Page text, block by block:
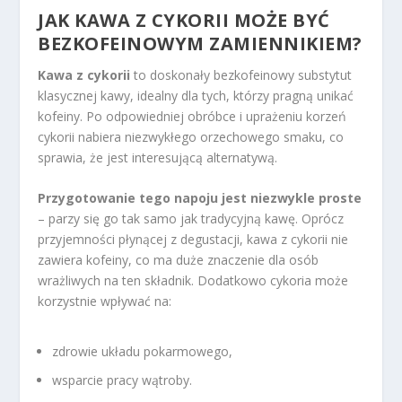
JAK KAWA Z CYKORII MOŻE BYĆ
BEZKOFEINOWYM ZAMIENNIKIEM?
Kawa z cykorii to doskonały bezkofeinowy substytut
klasycznej kawy, idealny dla tych, którzy pragną unikać
kofeiny. Po odpowiedniej obróbce i uprażeniu korzeń
cykorii nabiera niezwykłego orzechowego smaku, co
sprawia, że jest interesującą alternatywą.
Przygotowanie tego napoju jest niezwykle proste
– parzy się go tak samo jak tradycyjną kawę. Oprócz
przyjemności płynącej z degustacji, kawa z cykorii nie
zawiera kofeiny, co ma duże znaczenie dla osób
wrażliwych na ten składnik. Dodatkowo cykoria może
korzystnie wpływać na:
zdrowie układu pokarmowego,
wsparcie pracy wątroby.